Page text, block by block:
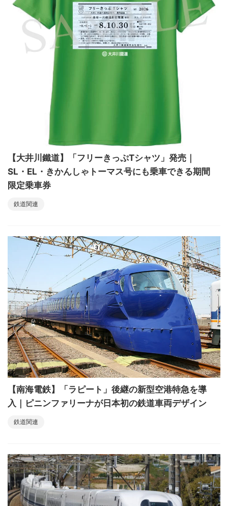
【大井川鐵道】「フリーきっぷTシャツ」発売｜
SL・EL・きかんしゃトーマス号にも乗車できる期間
限定乗車券
鉄道関連
【南海電鉄】「ラピート」後継の新型空港特急を導
入｜ピニンファリーナが日本初の鉄道車両デザイン
鉄道関連